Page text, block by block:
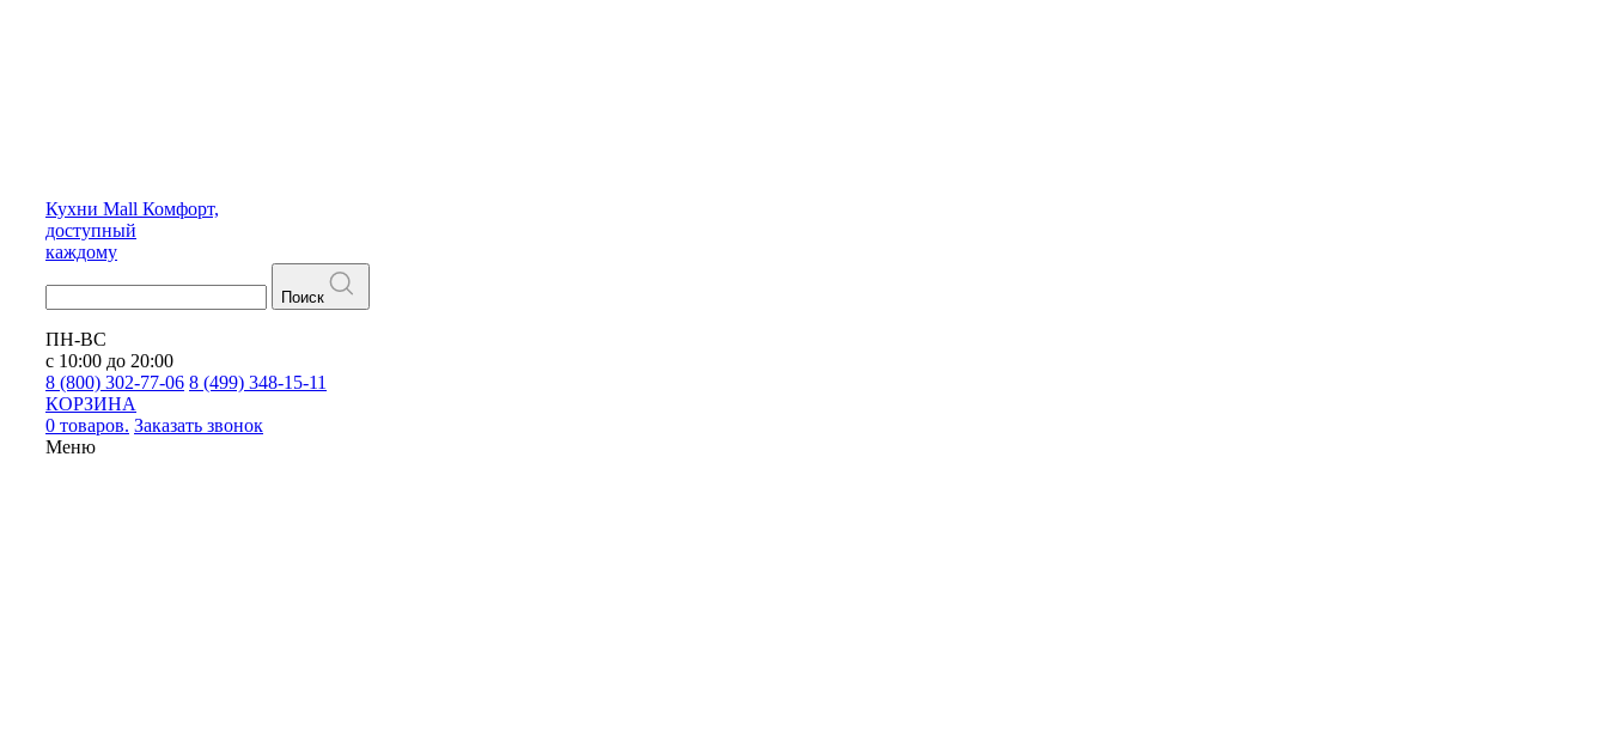
Кухни Mall Комфорт,
доступный
каждому
Поиск
ПН-ВС
с 10:00 до 20:00
8 (800) 302-77-06 8 (499) 348-15-11
КОРЗИНА
0 товаров. Заказать звонок
Меню